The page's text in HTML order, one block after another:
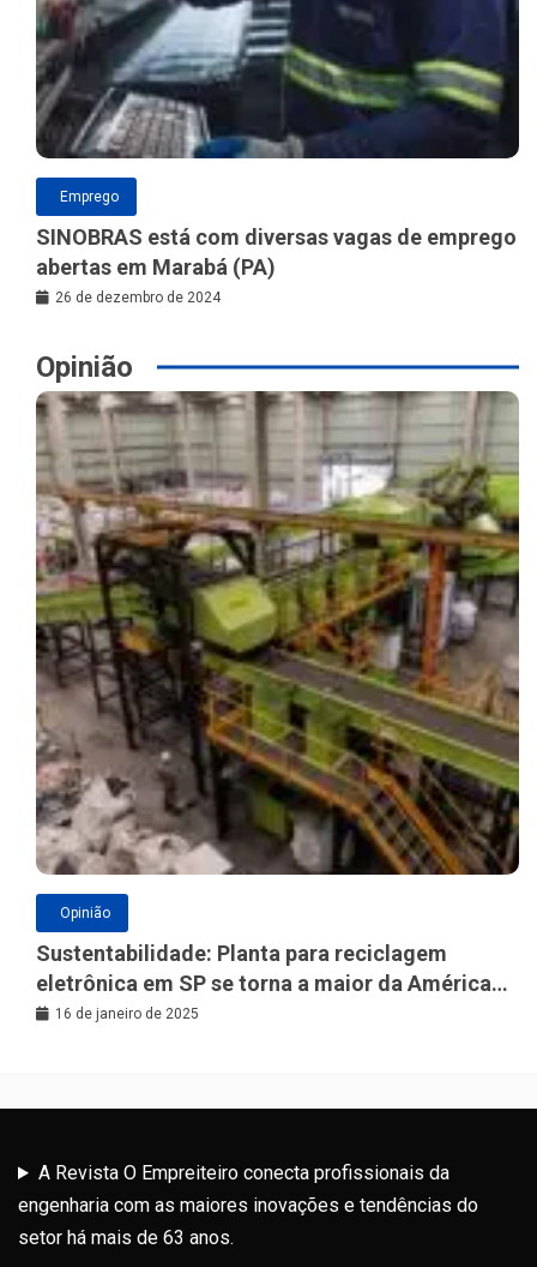
Emprego
SINOBRAS está com diversas vagas de emprego
abertas em Marabá (PA)
26 de dezembro de 2024
Opinião
Opinião
Sustentabilidade: Planta para reciclagem
eletrônica em SP se torna a maior da América
Latina
16 de janeiro de 2025
A Revista O Empreiteiro conecta profissionais da
engenharia com as maiores inovações e tendências do
setor há mais de 63 anos.